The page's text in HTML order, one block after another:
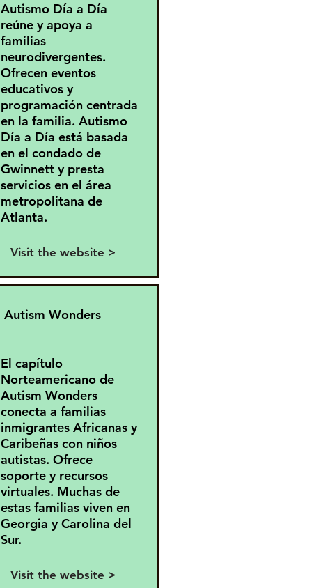
Autismo Día a Día
reúne y apoya a
familias
neurodivergentes.
Ofrecen eventos
educativos y
programación centrada
en la familia. Autismo
Día a Día está basada
en el condado de
Gwinnett y presta
servicios en el área
metropolitana de
Atlanta.
Visit the website >
Autism Wonders
El capítulo
Norteamericano de
Autism Wonders
conecta a familias
inmigrantes Africanas y
Caribeñas con niños
autistas. Ofrece
soporte y recursos
virtuales. Muchas de
estas familias viven en
Georgia y Carolina del
Sur.
Visit the website >